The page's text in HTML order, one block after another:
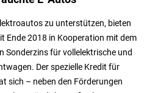
zu unterstützen, bieten
Ende 2018 in Kooperation mit dem
Sonderzins für vollelektrische und
Der spezielle Kredit für
sich – neben den Förderungen